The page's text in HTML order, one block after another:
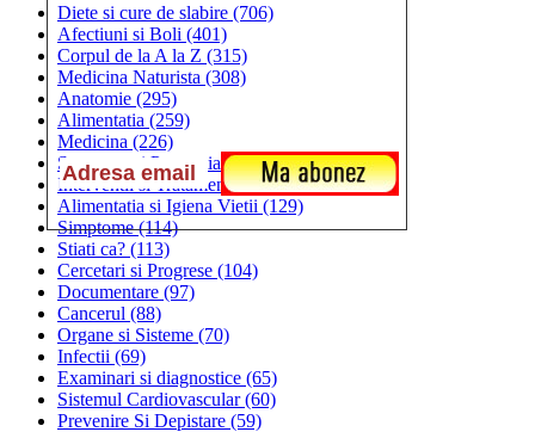
Diete si cure de slabire (706)
Afectiuni si Boli (401)
Corpul de la A la Z (315)
Medicina Naturista (308)
Anatomie (295)
Alimentatia (259)
Medicina (226)
Sanatatea si Preventia(170)
Interventii si Tratamente(167)
Alimentatia si Igiena Vietii (129)
Simptome(114)
Stiati ca? (113)
Cercetari si Progrese (104)
Documentare (97)
Cancerul (88)
Organe si Sisteme (70)
Infectii (69)
Examinari si diagnostice (65)
Sistemul Cardiovascular(60)
Prevenire Si Depistare (59)